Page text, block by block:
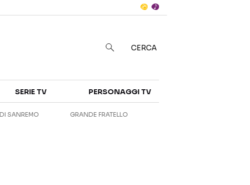
ANTEPRIME
CERCA
SERIE TV PERSONAGGI TV
SANREMO GRANDE FRATELLO